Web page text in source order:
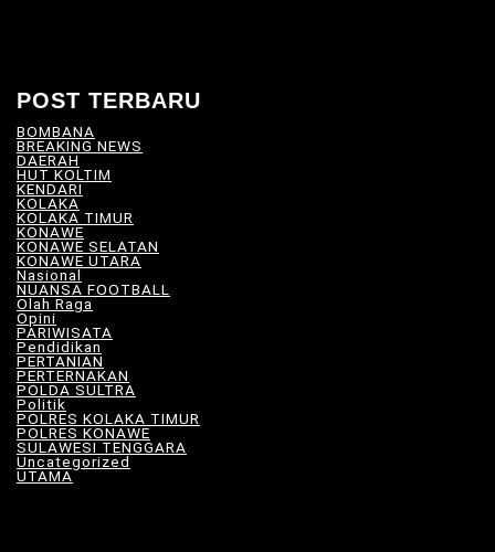
POST TERBARU
BOMBANA
BREAKING NEWS
DAERAH
HUT KOLTIM
KENDARI
KOLAKA
KOLAKA TIMUR
KONAWE
KONAWE SELATAN
KONAWE UTARA
Nasional
NUANSA FOOTBALL
Olah Raga
Opini (5)
PARIWISATA
Pendidikan
PERTANIAN
PERTERNAKAN
POLDA SULTRA
Politik
POLRES KOLAKA TIMUR
POLRES KONAWE
SULAWESI TENGGARA
Uncategorized
UTAMA(180)